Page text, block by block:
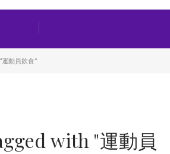
動員飲食"
with "運動員